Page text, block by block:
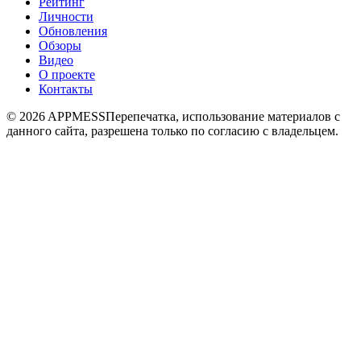
Личности
Обновления
Обзоры
Видео
О проекте
Контакты
© 2026 APPMESSПерепечатка, использование материалов с
данного сайта, разрешена только по согласию с владельцем.